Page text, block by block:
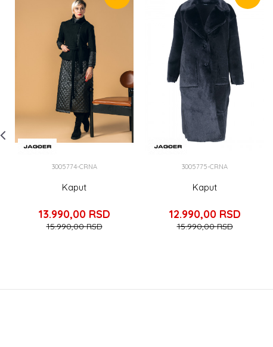
3005774-CRNA
Kaput
13.990,00 RSD
15.990,00RSD
3005775-CRNA
Kaput
12.990,00 RSD
15.990,00RSD